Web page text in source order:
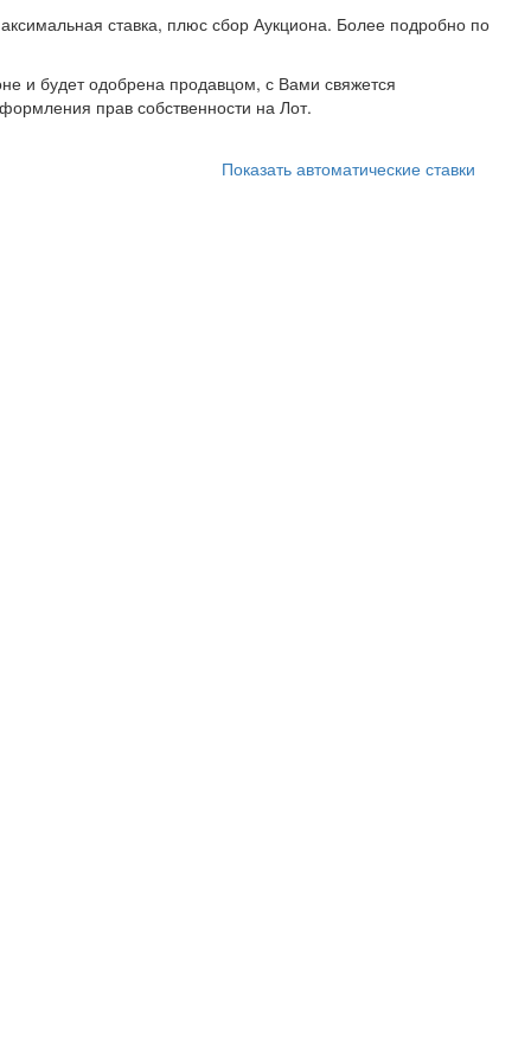
ставка, плюс сбор Аукциона. Более подробно по
и будет одобрена продавцом, с Вами свяжется
прав собственности на Лот.
Показать автоматические ставки